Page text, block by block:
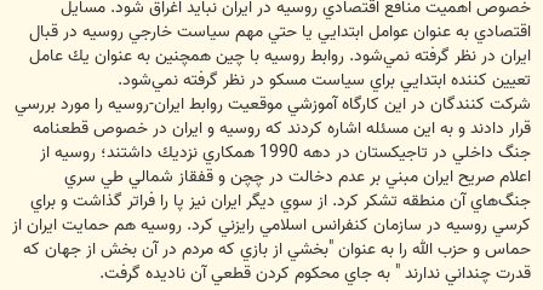
خصوص اهميت منافع اقتصادي روسيه در ايران نبايد اغراق شود. مسايل
اقتصادي به عنوان عوامل ابتدايي يا حتي مهم سياست خارجي روسيه در قبال
ايران در نظر گرفته نمي‌شود. روابط روسيه با چين همچنين به عنوان يك عامل
تعيين كننده ابتدايي براي سياست مسكو در نظر گرفته ‌نمي‌شود.
شركت كنندگان در اين كارگاه آموزشي موقعيت روابط ايران-روسيه را مورد بررسي
قرار دادند و به اين مسئله اشاره كردند كه روسيه و ايران در خصوص قطعنامه
جنگ داخلي در تاجيكستان در دهه 1990 همكاري نزديك داشتند؛ روسيه از
اعلام صريح ايران مبني بر عدم دخالت در چچن و قفقاز شمالي طي سري
جنگ‌هاي آن منطقه تشكر كرد. از سوي ديگر ايران نيز پا را فراتر گذاشت و براي
كرسي روسيه در سازمان كنفرانس اسلامي رايزني كرد. روسيه هم حمايت ايران از
حماس و حزب الله را به عنوان "بخشي از بازي كه مردم در آن بخش از جهان كه
قدرت چنداني ندارند " به جاي محكوم كردن قطعي آن ناديده گرفت.